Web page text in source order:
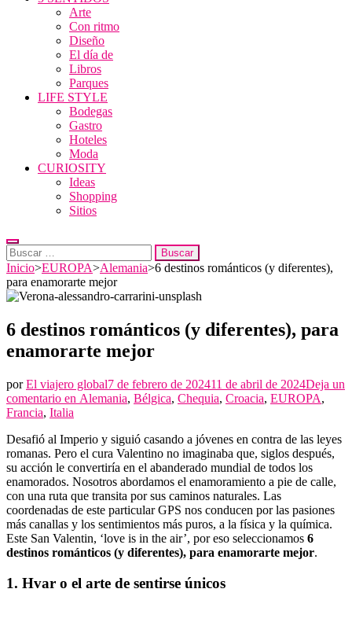
Arte
Con ritmo
Diseño
El día de
Libros
Parques
LIFE STYLE
Bodegas
Gastro
Hoteles
Moda
CURIOSITY
Ideas
Shopping
Sitios
Buscar:
Inicio>EUROPA>Alemania>6 destinos románticos (y diferentes),
para enamorarte mejor
6 destinos románticos (y diferentes), para
enamorarte mejor
porEl viajero global7 de febrero de 202411 de abril de 2024Deja un
comentario en 6
(y
diferentes),
para
enamorarte
mejor
Alemania, Bélgica, Chequia, Croacia, EUROPA,
Francia, Italia
Desafió al Imperio y siguió casando a jóvenes en contra de las leyes
romanas. Pero el cura Valentino no imaginaba que, siglos después,
su acción le convertiría en el abanderado mundial de todos los
enamorados. Nosotros abordamos el enamoramiento a pie de calle,
con una ruta que transita por sus caminos naturales. Las
coordenadas de este particular GPS nos conducen por las pasiones
más canallas y los sentimientos más puros, a la física y la química.
Este San Valentin, ‘love is in the air’, por eso seleccionamos 6
destinos románticos (y diferentes), para enamorarte mejor.
1. Hvar o el arte de sentirse únicos